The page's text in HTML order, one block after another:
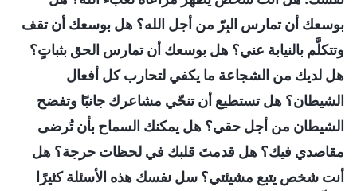
بوسعك أن تمارس البِرّ من أجل الله؟ هل بوسعك أن تقف
وتتكلَّم بالنيابة عني؟ هل بوسعك أن تمارس الحق بثباتٍ؟
هل لديك من الشجاعة ما يكفي لتحارب كل أفعال
الشيطان؟ هل تستطيع أن تنحّي مشاعرك جانبًا وتفضح
الشيطان من أجل حقي؟ هل يمكنك السماح بأن تُرضى
مقاصدي فيك؟ هل قدمتَ قلبك في لحظات حرجة؟ هل
أنت شخص يتبع مشيئتي؟ سل نفسك هذه الأسئلة كثيرًا